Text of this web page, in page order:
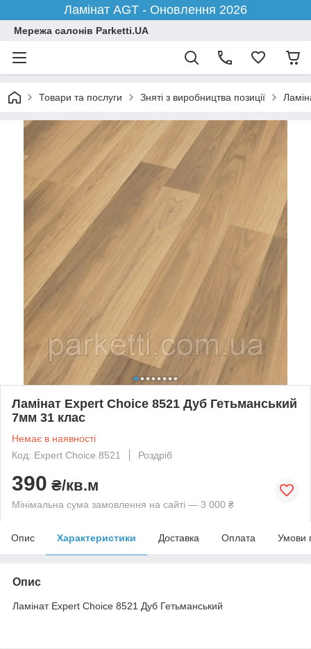
Ламінат AGT - Оновлення 2026
Мережа салонів Parketti.UA
Товари та послуги Зняті з виробництва позиції
Ламінат Expert Choice 8521 Дуб Гетьманський
7мм 31 клас
Немає в наявності
Код: Expert Choice 8521
Роздріб
390 ₴/кв.м
Мінімальна сума замовлення на сайті — 3 000 ₴
Опис Характеристики Доставка Оплата Умови
Опис
Ламінат Expert Choice 8521 Дуб Гетьманський